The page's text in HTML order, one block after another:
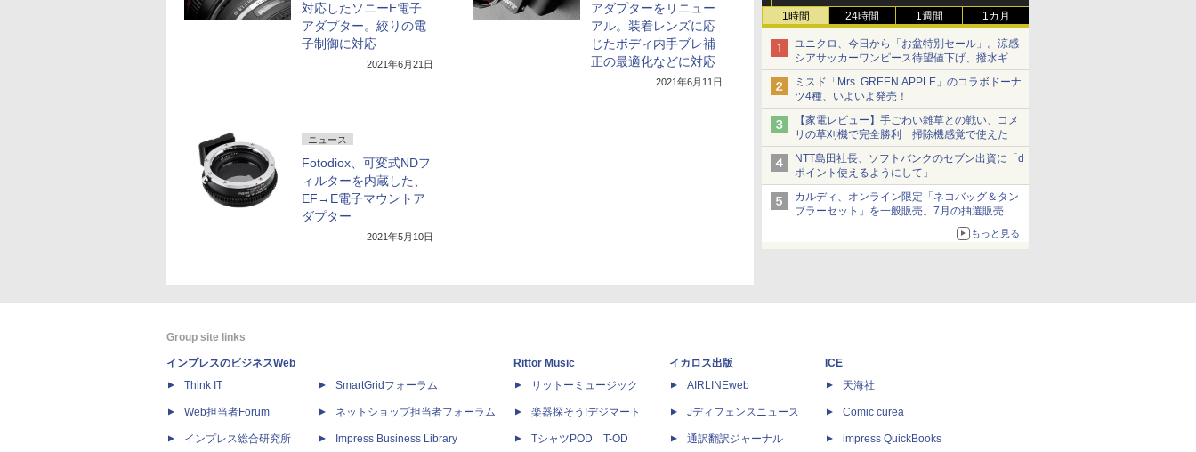
1時間 24時間 1週間 1カ月
ユニクロ、今日から「お盆特別セール」。涼感
シアサッカーワンピース待望値下げ、撥水ギア
ショーツは1990円に
ミスド「Mrs. GREEN APPLE」のコラボドーナ
ツ4種、いよいよ発売！
【家電レビュー】手ごわい雑草との戦い、コメ
リの草刈機で完全勝利 掃除機感覚で使えた
NTT島田社長、ソフトバンクのセブン出資に「d
ポイント使えるようにして」
カルディ、オンライン限定「ネコバッグ＆タン
ブラーセット」を一般販売。7月の抽選販売の
もっと見る
対応したソニーE電子
アダプター。絞りの電
子制御に対応
2021年6月21日
アダプターをリニュー
アル。装着レンズに応
じたボディ内手ブレ補
正の最適化などに対応
2021年6月11日
ニュース
Fotodiox、可変式NDフ
ィルターを内蔵した、
EF→E電子マウントア
ダプター
2021年5月10日
Group site links
インプレスのビジネスWeb
Think IT
Web担当者Forum
インプレス総合研究所
SmartGridフォーラム
ネットショップ担当者フォーラム
Impress Business Library
Rittor Music
リットーミュージック
楽器探そう!デジマート
TシャツPOD T-OD
イカロス出版
AIRLINEweb
Jディフェンスニュース
通訳翻訳ジャーナル
ICE
天海社
Comic curea
impress QuickBooks